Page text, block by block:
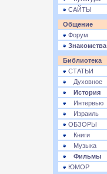
САЙТЫ
Общение
Форум
Знакомства
Библиотека
СТАТЬИ
Духовное
История
Интервью
Израиль
ОБЗОРЫ
Книги
Музыка
Фильмы
ЮМОР